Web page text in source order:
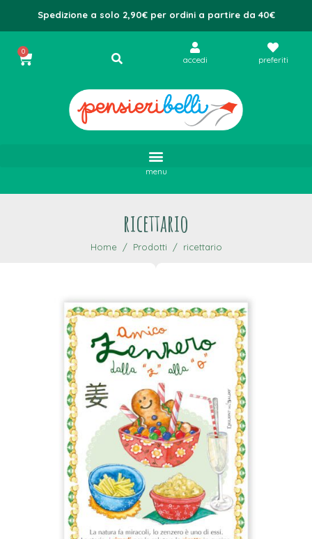
Spedizione a solo 2,90€ per ordini a partire da 40€
0
accedi preferiti
menu
ricettario
Home Prodotti ricettario